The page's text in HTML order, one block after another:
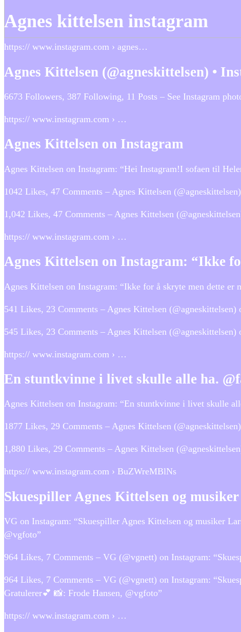
Agnes kittelsen instagram
https:// www.instagram.com › agnes…
Agnes Kittelsen (@agneskittelsen) •
6673 Followers, 387 Following, 11 Posts – See Instagram
https:// www.instagram.com › …
Agnes Kittelsen on Instagram
Agnes Kittelsen on Instagram: “Hei Instagram!I sofaen til
1042 Likes, 47 Comments – Agnes Kittelsen
1,042 Likes, 47 Comments – Agnes Kittelsen
https:// www.instagram.com › …
Agnes Kittelsen on Instagram: “Ikke
Agnes Kittelsen on Instagram: “Ikke for å skryte men dette
541 Likes, 23 Comments – Agnes Kittelsen
545 Likes, 23 Comments – Agnes Kittelsen
https:// www.instagram.com › …
En stuntkvinne i livet skulle alle ha.
Agnes Kittelsen on Instagram: “En stuntkvinne i livet skulle
1877 Likes, 29 Comments – Agnes Kittelsen
1,880 Likes, 29 Comments – Agnes Kittelsen
https:// www.instagram.com › BuZWreMBlNs
Skuespiller Agnes Kittelsen og
VG on Instagram: “Skuespiller Agnes Kittelsen og musiker
@vgfoto”
964 Likes, 7 Comments – VG (@vgnett) on Instagram:
964 Likes, 7 Comments – VG (@vgnett) on Instagram:
Gratulerer💕 📸: Frode Hansen, @vgfoto”
https:// www.instagram.com › …